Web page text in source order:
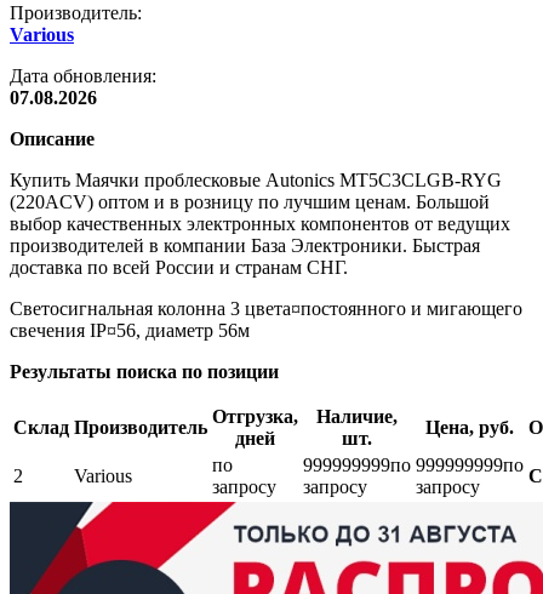
Производитель:
Various
Дата обновления:
07.08.2026
Описание
Купить Маячки проблесковые Autonics MT5C3CLGB-RYG
(220ACV) оптом и в розницу по лучшим ценам. Большой
выбор качественных электронных компонентов от ведущих
производителей в компании База Электроники. Быстрая
доставка по всей России и странам СНГ.
Светосигнальная колонна 3 цвета¤постоянного и мигающего
свечения IP¤56, диаметр 56м
Результаты поиска по позиции
Склад Производитель
Отгрузка,
дней
Наличие,
шт.
Цена, руб.
2 Various
по
запросу
999999999по
запросу
999999999по
запросу